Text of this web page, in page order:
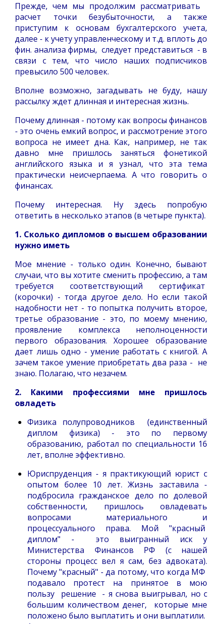
Прежде, чем мы продолжим рассматривать
расчет точки безубыточности, а также
приступим к основам бухгалтерского учета,
далее - к учету управленческому и т.д. вплоть до
фин. анализа фирмы, следует представиться - в
связи с тем, что число наших подписчиков
превысило 500 человек.
Вполне возможно, загадывать не буду, нашу
рассылку ждет длинная и интересная жизнь.
Почему длинная - потому как вопросы финансов
- это очень емкий вопрос, и рассмотрение этого
вопроса не имеет дна. Как, например, не так
давно мне пришлось заняться фонетикой
английского языка и я узнал, что эта тема
практически неисчерпаема. А что говорить о
финансах.
Почему интересная. Ну здесь попробую
ответить в несколько этапов (в четыре пункта).
1. Сколько дипломов о высшем образовании
нужно иметь
Мое мнение - только один. Конечно, бывают
случаи, что вы хотите сменить профессию, а там
требуется соответствующий сертификат
(корочки) - тогда другое дело. Но если такой
надобности нет - то попытка получить второе,
третье образование - это, по моему мнению,
проявление комплекса неполноценности
первого образования. Хорошее образование
дает лишь одно - умение работать с книгой. А
зачем такое умение приобретать два раза - не
знаю. Полагаю, что незачем.
2. Какими профессиями мне пришлось
овладеть
Физика полупроводников (единственный
диплом физика) - это по первому
образованию, работал по специальности 16
лет, вполне эффективно.
Юриспруденция - я практикующий юрист с
опытом более 10 лет. Жизнь заставила -
подбросила гражданское дело по долевой
собственности, пришлось овладевать
вопросами материального и
процессуального права. Мой "красный
диплом" - это выигранный иск у
Министерства Финансов РФ (с нашей
стороны процесс вел я сам, без адвоката).
Почему "красный" - да потому, что когда МФ
подавало протест на принятое в мою
пользу решение - я снова выигрывал, но с
большим количеством денег, которые мне
положено было выплатить и они выплатили.